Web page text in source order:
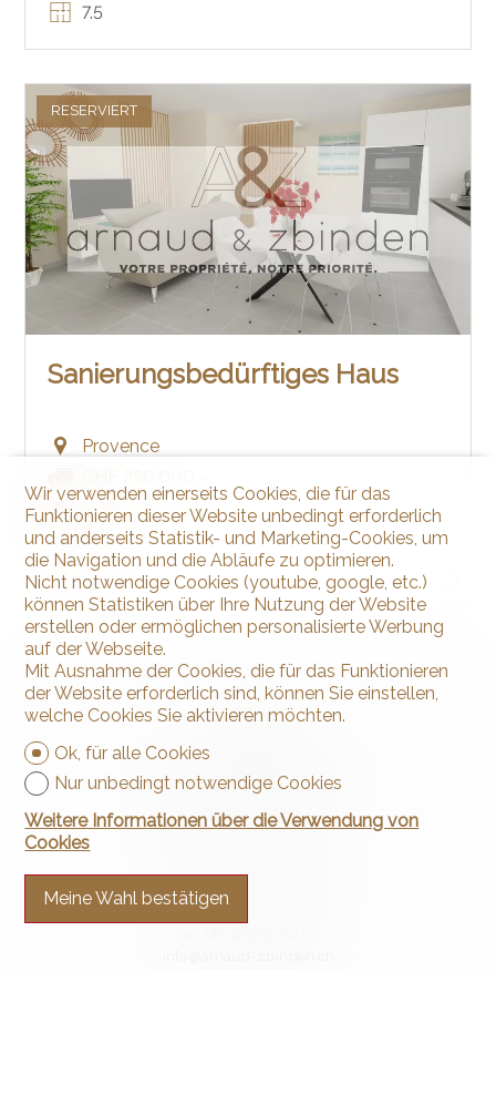
7.5
RESERVIERT
Sanierungsbedürftiges Haus
Provence
~ 225 m²
5
1848
Arnaud & Zbinden Sàrl
Rue de la Poste 1
2024 St-Aubin-Sauges
Wir verwenden einerseits Cookies, die für das
Funktionieren dieser Website unbedingt erforderlich
und anderseits Statistik- und Marketing-Cookies, um
die Navigation und die Abläufe zu optimieren.
Nicht notwendige Cookies (youtube, google, etc.)
können Statistiken über Ihre Nutzung der Website
erstellen oder ermöglichen personalisierte Werbung
auf der Webseite.
Mit Ausnahme der Cookies, die für das Funktionieren
der Website erforderlich sind, können Sie einstellen,
welche Cookies Sie aktivieren möchten.
Ok, für alle Cookies
Nur unbedingt notwendige Cookies
Weitere Informationen über die Verwendung von
Cookies
Meine Wahl bestätigen